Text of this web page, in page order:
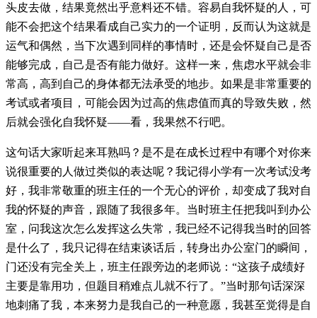
头皮去做，结果竟然出乎意料还不错。容易自我怀疑的人，可
能不会把这个结果看成自己实力的一个证明，反而认为这就是
运气和偶然，当下次遇到同样的事情时，还是会怀疑自己是否
能够完成，自己是否有能力做好。这样一来，焦虑水平就会非
常高，高到自己的身体都无法承受的地步。如果是非常重要的
考试或者项目，可能会因为过高的焦虑值而真的导致失败，然
后就会强化自我怀疑——看，我果然不行吧。
这句话大家听起来耳熟吗？是不是在成长过程中有哪个对你来
说很重要的人做过类似的表达呢？我记得小学有一次考试没考
好，我非常敬重的班主任的一个无心的评价，却变成了我对自
我的怀疑的声音，跟随了我很多年。当时班主任把我叫到办公
室，问我这次怎么发挥这么失常，我已经不记得我当时的回答
是什么了，我只记得在结束谈话后，转身出办公室门的瞬间，
门还没有完全关上，班主任跟旁边的老师说：“这孩子成绩好
主要是靠用功，但题目稍难点儿就不行了。”当时那句话深深
地刺痛了我，本来努力是我自己的一种意愿，我甚至觉得是自